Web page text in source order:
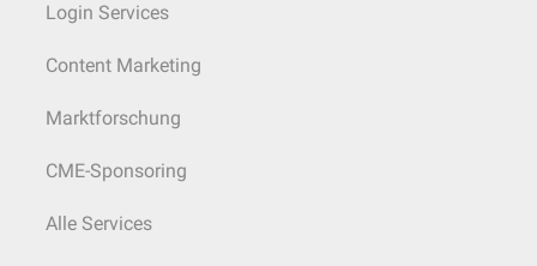
Login Services
Content Marketing
Marktforschung
CME-Sponsoring
Alle Services